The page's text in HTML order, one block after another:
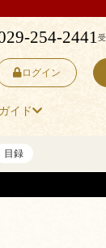
254-2441
ログイン
イド
目録